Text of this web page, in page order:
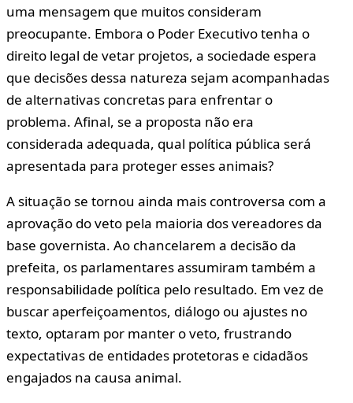
uma mensagem que muitos consideram
preocupante. Embora o Poder Executivo tenha o
direito legal de vetar projetos, a sociedade espera
que decisões dessa natureza sejam acompanhadas
de alternativas concretas para enfrentar o
problema. Afinal, se a proposta não era
considerada adequada, qual política pública será
apresentada para proteger esses animais?
A situação se tornou ainda mais controversa com a
aprovação do veto pela maioria dos vereadores da
base governista. Ao chancelarem a decisão da
prefeita, os parlamentares assumiram também a
responsabilidade política pelo resultado. Em vez de
buscar aperfeiçoamentos, diálogo ou ajustes no
texto, optaram por manter o veto, frustrando
expectativas de entidades protetoras e cidadãos
engajados na causa animal.